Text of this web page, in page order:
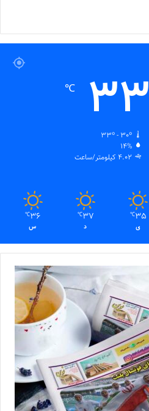
33
℃
33º - 30º
14%
4.02 کیلومتر/ساعت
35
℃
ی
37
℃
د
36
℃
س